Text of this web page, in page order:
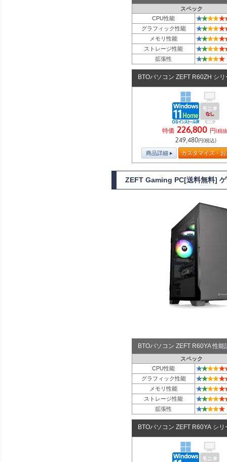
スペック
CPU性能
★★★★★
グラフィック性能 ★★★★★
メモリ性能 ★★★★★
ストレージ性能 ★★★★★
拡張性 ★★★★★
BTOパソコン ZEFT R60ZH シリ
特価 226,800 円(税
249,480円(税込)
商品詳細 カスタマイズ・
ZEFT Gaming PC[送料無料]
BTOパソコン ZEFT R60YA 性
スペック
CPU性能
★★★★★
グラフィック性能 ★★★★★
メモリ性能 ★★★★★
ストレージ性能 ★★★★★
拡張性 ★★★★★
BTOパソコン ZEFT R60YA シリ